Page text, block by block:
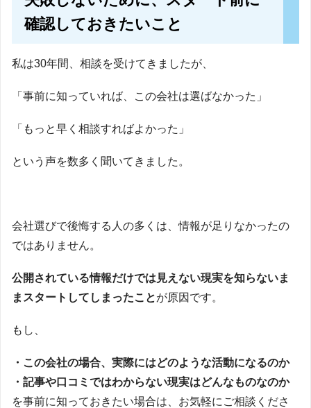
確認しておきたいこと
私は30年間、相談を受けてきましたが、
「事前に知っていれば、この会社は選ばなかった」
「もっと早く相談すればよかった」
という声を数多く聞いてきました。
会社選びで後悔する人の多くは、情報が足りなかったの
ではありません。
公開されている情報だけでは見えない現実を知らないま
まスタートしてしまったことが原因です。
もし、
・この会社の場合、実際にはどのような活動になるのか
・記事や口コミではわからない現実はどんなものなのか
を事前に知っておきたい場合は、お気軽にご相談くださ